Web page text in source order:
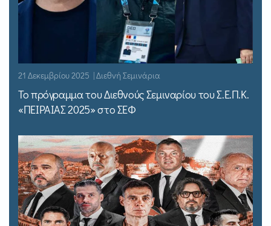
21 Δεκεμβρίου 2025 | Διεθνή Σεμινάρια
Το πρόγραμμα του Διεθνούς Σεμιναρίου του Σ.Ε.Π.Κ.
«ΠΕΙΡΑΙΑΣ 2025» στο ΣΕΦ